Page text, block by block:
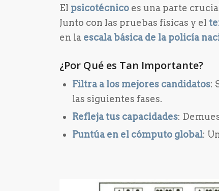
El psicotécnico es una parte
Junto con las pruebas físicas y el
en la escala básica de la policía
¿Por Qué es Tan Importante?
Filtra a los mejores candidatos:
las siguientes fases.
Refleja tus capacidades:
Puntúa en el cómputo global: